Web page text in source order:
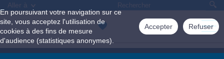
En poursuivant votre navigation sur ce
site, vous acceptez l'utilisation de
cookies à des fins de mesure
d'audience (statistiques anonymes).
Accepter Refuser
Aller à